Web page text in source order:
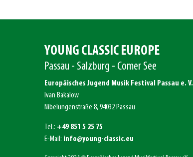
YOUNG CLASSIC EUROPE
Passau - Salzburg - Comer See
Europäisches Jugend Musik Festival Passau e. V.
Ivan Bakalow
Nibelungenstraße 8, 94032 Passau
Tel.: +49 851 5 25 75
E-Mail: info@young-classic.eu